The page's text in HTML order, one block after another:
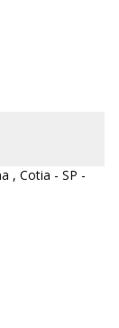
, Cotia - SP -